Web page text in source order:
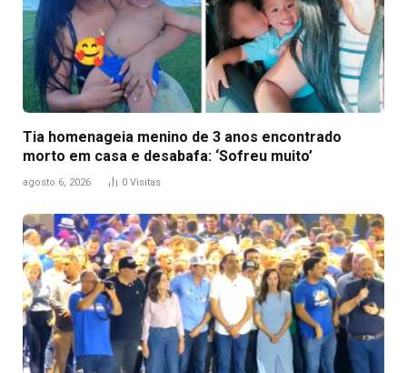
Tia homenageia menino de 3 anos encontrado
morto em casa e desabafa: ‘Sofreu muito’
agosto 6, 2026 0 Visitas